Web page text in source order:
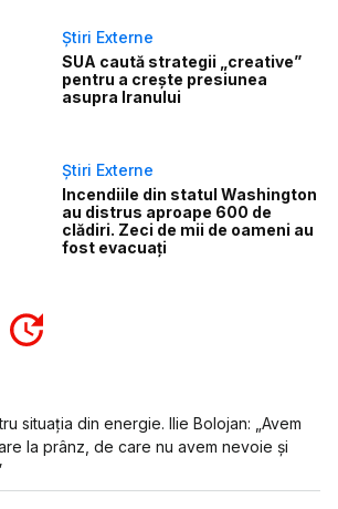
Știri Externe
SUA caută strategii „creative”
pentru a crește presiunea
asupra Iranului
Știri Externe
Incendiile din statul Washington
au distrus aproape 600 de
clădiri. Zeci de mii de oameni au
fost evacuați
situația din energie. Ilie Bolojan: „Avem
la prânz, de care nu avem nevoie și